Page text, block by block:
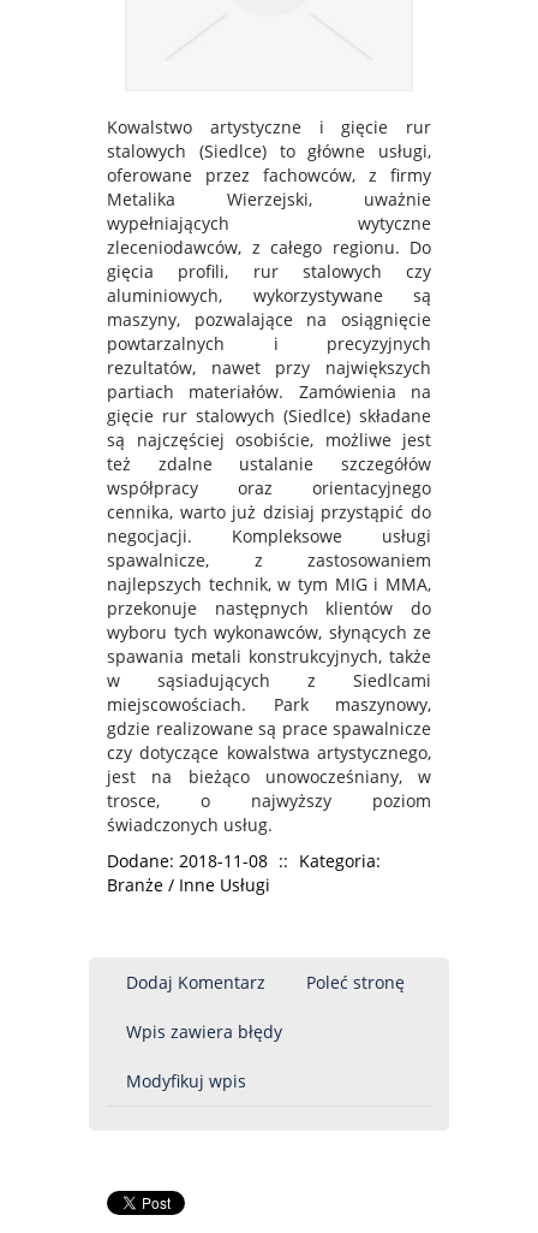
Kowalstwo artystyczne i gięcie rur
stalowych (Siedlce) to główne usługi,
oferowane przez fachowców, z firmy
Metalika Wierzejski, uważnie
wypełniających wytyczne
zleceniodawców, z całego regionu. Do
gięcia profili, rur stalowych czy
aluminiowych, wykorzystywane są
maszyny, pozwalające na osiągnięcie
powtarzalnych i precyzyjnych
rezultatów, nawet przy największych
partiach materiałów. Zamówienia na
gięcie rur stalowych (Siedlce) składane
są najczęściej osobiście, możliwe jest
też zdalne ustalanie szczegółów
współpracy oraz orientacyjnego
cennika, warto już dzisiaj przystąpić do
negocjacji. Kompleksowe usługi
spawalnicze, z zastosowaniem
najlepszych technik, w tym MIG i MMA,
przekonuje następnych klientów do
wyboru tych wykonawców, słynących ze
spawania metali konstrukcyjnych, także
w sąsiadujących z Siedlcami
miejscowościach. Park maszynowy,
gdzie realizowane są prace spawalnicze
czy dotyczące kowalstwa artystycznego,
jest na bieżąco unowocześniany, w
trosce, o najwyższy poziom
świadczonych usług.
Dodane: 2018-11-08 :: Kategoria:
Branże / Inne Usługi
Dodaj Komentarz Poleć stronę
Wpis zawiera błędy
Modyfikuj wpis